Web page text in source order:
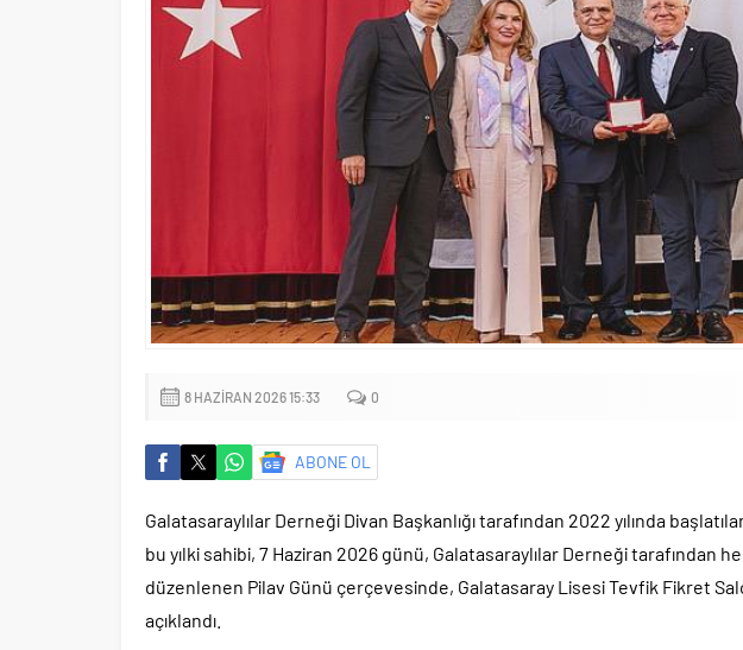
8 HAZIRAN 2026 15:33 0
ABONE OL
Galatasaraylılar Derneği Divan Başkanlığı tarafından 2022 yılında
bu yılki sahibi, 7 Haziran 2026 günü, Galatasaraylılar Derneği tarafından
düzenlenen Pilav Günü çerçevesinde, Galatasaray Lisesi Tevfik Fikret
açıklandı.